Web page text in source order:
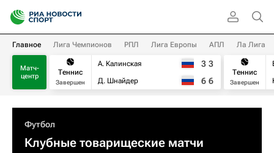
Главное Лига Чемпионов РПЛ Лига Европы АПЛ Ла Лига
Матч-
центр
Теннис
Завершен
А. Калинская
Д. Шнайдер
3 3
6 6
Теннис
Завершен
Футбол
Клубные товарищеские матчи